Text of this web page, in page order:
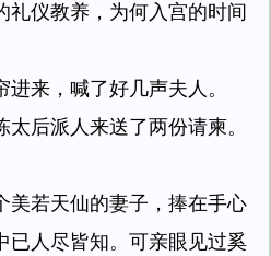
礼仪教养，为何入宫的时间
来，喊了好几声夫人。
后派人来送了两份请柬。
美若天仙的妻子，捧在手心
已人尽皆知。可亲眼见过奚